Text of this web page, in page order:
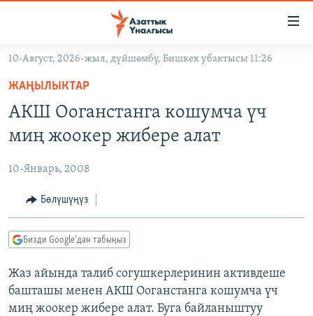
Навигацияга
өтүңүз
Издөөгө
салыңыз
ЭКОНОМИКА
МАДАНИЯТ
БОРБОР АЗИЯ
АТАЙЫН ИЛИКТӨӨ
ТВ ПРОГРАММАЛАР
ЭКСПЕРТТЕР ТАЛДАЙТ
БИЗ ЖАНА ДҮЙНӨ
ӨЗГӨЧӨ ПИКИР
Русский
10-Август, 2026-жыл, дүйшөмбү, Бишкек убактысы 11:26
ЖАҢЫЛЫКТАР
АКШ Ооганстанга кошумча үч
миң жоокер жибере алат
10-Январь, 2008
Бөлүшүңүз
Бизди Google'дан табыңыз
Жаз айында талиб согушкерлеринин активдеше
башташы менен АКШ Ооганстанга кошумча үч
миң жоокер жибере алат. Буга байланыштуу